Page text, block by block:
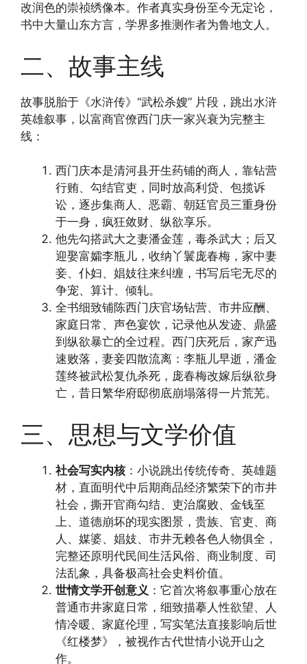
改润色的崇祯绣像本。作者真实身份至今无定论，
书中大量山东方言，学界多推测作者为鲁地文人。
二、故事主线
故事脱胎于《水浒传》“武松杀嫂” 片段，跳出水浒
英雄叙事，以富商官僚西门庆一家兴衰为完整主
线：
西门庆本是清河县开生药铺的商人，靠钻营
行贿、勾结官吏，同时放高利贷、包揽诉
讼，逐步集商人、恶霸、朝廷官员三重身份
于一身，疯狂敛财、纵欲享乐。
他先勾搭武大之妻潘金莲，毒杀武大；后又
迎娶富孀李瓶儿，收纳丫鬟庞春梅，家中妻
妾、仆妇、娼妓往来纠缠，书写后宅无尽的
争宠、算计、倾轧。
全书细致铺陈西门庆官场钻营、市井应酬、
家庭日常、声色宴饮，记录他从发迹、鼎盛
到纵欲暴亡的全过程。西门庆死后，家产迅
速败落，妻妾四散流离：李瓶儿早逝，潘金
莲终被武松复仇杀死，庞春梅改嫁后纵欲身
亡，昔日繁华府邸彻底崩塌落得一片荒芜。
三、思想与文学价值
社会写实内核：小说跳出传统传奇、英雄题
材，直面明代中后期商品经济繁荣下的市井
社会，撕开官商勾结、吏治腐败、金钱至
上、道德崩坏的现实图景，贵族、官吏、商
人、媒婆、娼妓、市井无赖各色人物俱全，
完整还原明代民间生活风俗、商业制度、司
法乱象，具备极高社会史料价值。
世情文学开创意义 ：它首次将叙事重心放在
普通市井家庭日常，细致描摹人性欲望、人
情冷暖、家庭伦理，写实笔法直接影响后世
《红楼梦》，被视作古代世情小说开山之
作。